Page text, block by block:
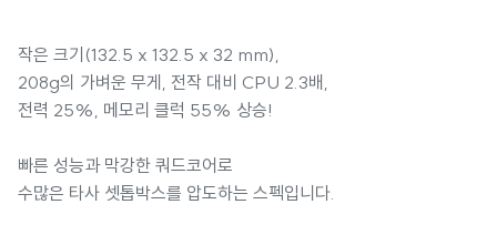
작은 크기(132.5 x 132.5 x 32 mm),
208g의 가벼운 무게, 전작 대비 CPU 2.3배,
전력 25%, 메모리 클럭 55% 상승!
빠른 성능과 막강한 쿼드코어로
수많은 타사 셋톱박스를 압도하는 스펙입니다.